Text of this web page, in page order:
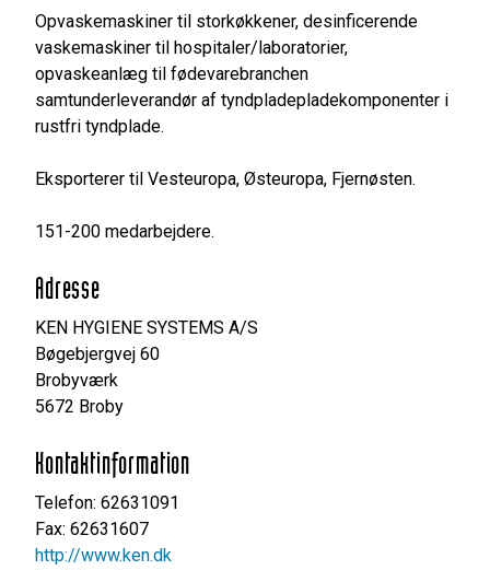
Opvaskemaskiner til storkøkkener, desinficerende
vaskemaskiner til hospitaler/laboratorier,
opvaskeanlæg til fødevarebranchen
samtunderleverandør af tyndpladepladekomponenter i
rustfri tyndplade.
Eksporterer til Vesteuropa, Østeuropa, Fjernøsten.
151-200 medarbejdere.
Adresse
KEN HYGIENE SYSTEMS A/S
Bøgebjergvej 60
Brobyværk
5672 Broby
Kontaktinformation
Telefon: 62631091
Fax: 62631607
http://www.ken.dk